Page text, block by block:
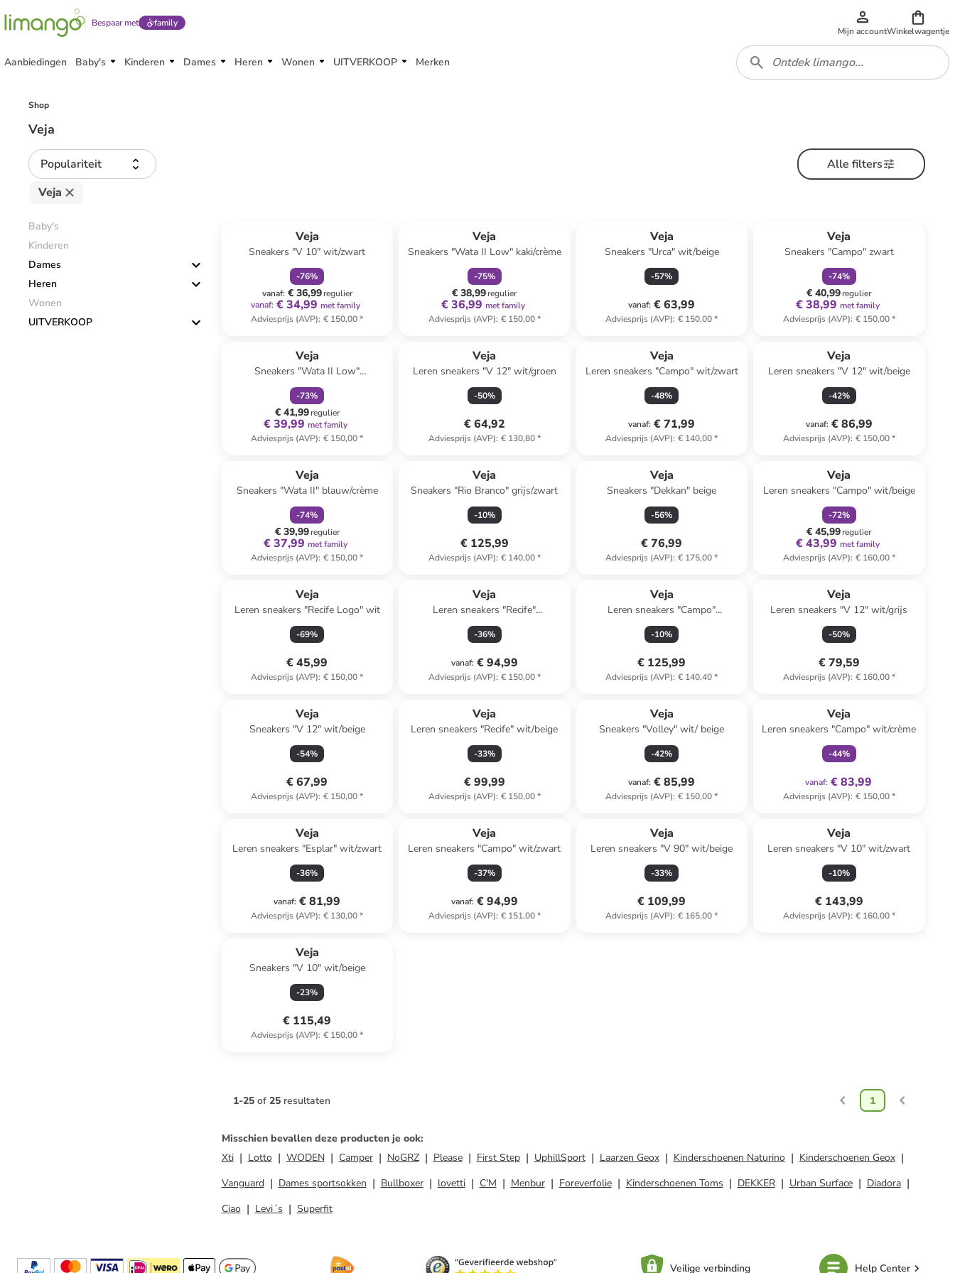
Bespaar met family
Mijn accountWinkelwagentje
Aanbiedingen Baby's Kinderen Dames Heren Wonen UITVERKOOP Merken
Shop
Veja
Populariteit
Alle filters
Veja
Baby's
Kinderen
Dames
Heren
Wonen
UITVERKOOP
Veja
Sneakers "V 10" wit/zwart
-76%
vanaf: € 36,99regulier
vanaf: € 34,99 met family
Adviesprijs (AVP): € 150,00*
Veja
Sneakers "Wata II Low" kaki/crème
-75%
€ 38,99regulier
€ 36,99 met family
Adviesprijs (AVP): € 150,00*
Veja
Sneakers "Urca" wit/beige
-57%
vanaf: € 63,99
Adviesprijs (AVP): € 150,00*
Veja
Sneakers "Campo" zwart
-74%
€ 40,99regulier
€ 38,99 met family
Adviesprijs (AVP): € 150,00*
Veja
Sneakers "Wata II Low"
donkerblauw/crème
-73%
€ 41,99regulier
€ 39,99 met family
Adviesprijs (AVP): € 150,00*
Veja
Leren sneakers "V 12" wit/groen
-50%
€ 64,92
Adviesprijs (AVP): € 130,80*
Veja
Leren sneakers "Campo" wit/zwart
-48%
vanaf: € 71,99
Adviesprijs (AVP): € 140,00*
Veja
Leren sneakers "V 12" wit/beige
-42%
vanaf: € 86,99
Adviesprijs (AVP): € 150,00*
Veja
Sneakers "Wata II" blauw/crème
-74%
€ 39,99regulier
€ 37,99 met family
Adviesprijs (AVP): € 150,00*
Veja
Sneakers "Rio Branco" grijs/zwart
-10%
€ 125,99
Adviesprijs (AVP): € 140,00*
Veja
Sneakers "Dekkan" beige
-56%
€ 76,99
Adviesprijs (AVP): € 175,00*
Veja
Leren sneakers "Campo" wit/beige
-72%
€ 45,99regulier
€ 43,99 met family
Adviesprijs (AVP): € 160,00*
Veja
Leren sneakers "Recife Logo" wit
-69%
€ 45,99
Adviesprijs (AVP): € 150,00*
Veja
Leren sneakers "Recife"
wit/goudkleurig
-36%
vanaf: € 94,99
Adviesprijs (AVP): € 150,00*
Veja
Leren sneakers "Campo"
wit/lichtblauw
-10%
€ 125,99
Adviesprijs (AVP): € 140,40*
Veja
Leren sneakers "V 12" wit/grijs
-50%
€ 79,59
Adviesprijs (AVP): € 160,00*
Veja
Sneakers "V 12" wit/beige
-54%
€ 67,99
Adviesprijs (AVP): € 150,00*
Veja
Leren sneakers "Recife" wit/beige
-33%
€ 99,99
Adviesprijs (AVP): € 150,00*
Veja
Sneakers "Volley" wit/ beige
-42%
vanaf: € 85,99
Adviesprijs (AVP): € 150,00*
Veja
Leren sneakers "Campo" wit/crème
-44%
vanaf: € 83,99
Adviesprijs (AVP): € 150,00*
Veja
Leren sneakers "Esplar" wit/zwart
-36%
vanaf: € 81,99
Adviesprijs (AVP): € 130,00*
Veja
Leren sneakers "Campo" wit/zwart
-37%
vanaf: € 94,99
Adviesprijs (AVP): € 151,00*
Veja
Leren sneakers "V 90" wit/beige
-33%
€ 109,99
Adviesprijs (AVP): € 165,00*
Veja
Leren sneakers "V 10" wit/zwart
-10%
€ 143,99
Adviesprijs (AVP): € 160,00*
Veja
Sneakers "V 10" wit/beige
-23%
€ 115,49
Adviesprijs (AVP): € 150,00*
1-25 of 25 resultaten 1
Misschien bevallen deze producten je ook:
Xti
Lotto WODEN Camper NoGRZ Please First Step UphillSport Laarzen Geox Kinderschoenen Naturino
Kinderschoenen Geox
Vanguard
Dames sportsokken Bullboxer lovetti C'M Menbur Foreverfolie Kinderschoenen Toms DEKKER Urban Surface
Diadora
Ciao
Levi´s Superfit
Veilige verbinding Help Center